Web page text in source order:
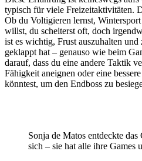
typisch für viele Freizeitaktivitäten.
Ob du Voltigieren lernst,
willst, du scheiterst oft, doch
ist es wichtig, Frust auszuhalten
geklappt hat – genauso wie beim
darauf, dass du eine andere Taktik
Fähigkeit aneignen oder eine
könntest, um den Endboss zu
Sonja de Matos entdeckte
sich – sie hat alle ihre Games